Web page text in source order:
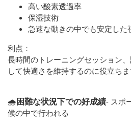
高い酸素透過率
保湿技術
急速な動きの中でも安定した
利点：
長時間のトレーニングセッション
して快適さを維持するのに役立ちま
🌧️困難な状況下での好成績- スポ
候の中で行われる